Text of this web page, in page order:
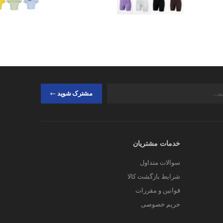
مشترک شوید
خدمات مشتریان
سوالات متداول
شرایط بازگشت کالا
قوانین و مقررات
حریم خصوصی